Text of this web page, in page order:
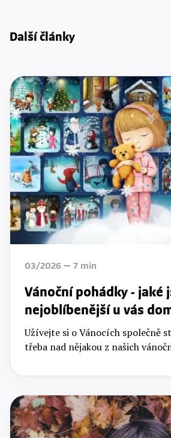
Další články
03/2026 7 min
Vánoční pohádky - jaké
nejoblíbenější u vás
Užívejte si o Vánocích společně
třeba nad nějakou z našich